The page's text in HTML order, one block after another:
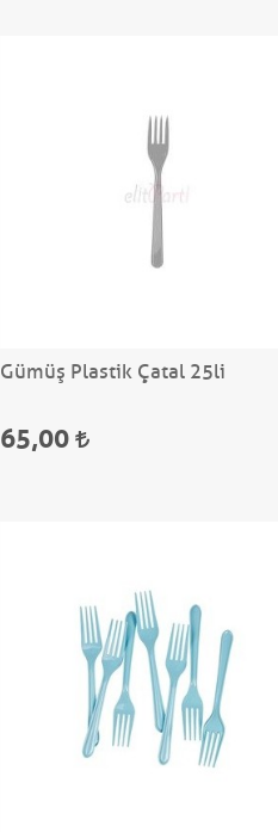
Gümüş Plastik Çatal 25li
65,00